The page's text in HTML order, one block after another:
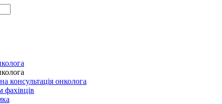
консультація онколога
фахівців